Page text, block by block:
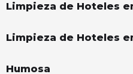
Limpieza de Hoteles
Limpieza de Hoteles
Humosa